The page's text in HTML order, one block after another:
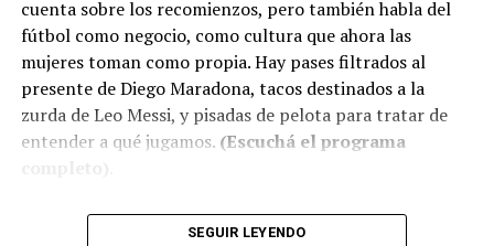
cuenta sobre los recomienzos, pero también habla del
fútbol como negocio, como cultura que ahora las
mujeres toman como propia. Hay pases filtrados al
presente de Diego Maradona, tacos destinados a la
zurda de Leo Messi, y pisadas de pelota para tratar de
entender a qué jugamos. (Escuchá el programa
Descargar los archivos de audio:Bloque 1/Bloque 2
SEGUIR LEYENDO